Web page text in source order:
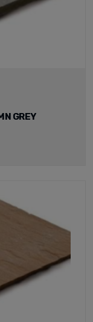
GREY